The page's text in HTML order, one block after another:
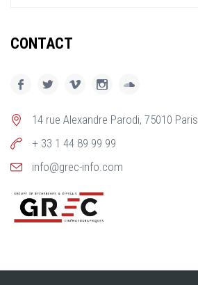
CONTACT
14 rue Alexandre Parodi, 75010 Paris
+ 33 1 44 89 99 99
info@grec-info.com